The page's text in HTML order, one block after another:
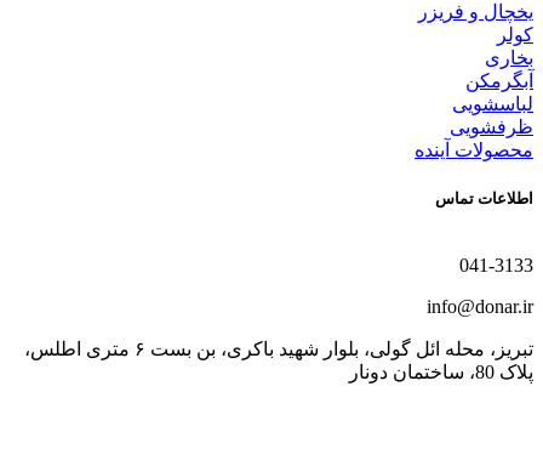
یخچال و فریزر
کولر
بخاری
آبگرمکن
لباسشویی
ظرفشویی
محصولات آینده
اطلاعات تماس
041-3133
info@donar.ir
تبریز، محله ائل گولی، بلوار شهید باکری، بن بست ۶ متری اطلس،
پلاک 80، ساختمان دونار